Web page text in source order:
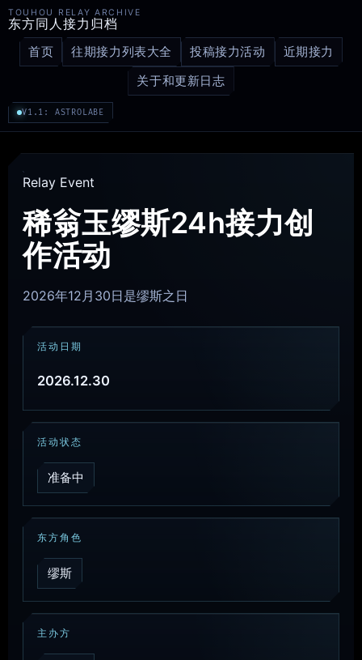
TOUHOU RELAY ARCHIVE
东方同人接力归档
首页 往期接力列表大全 投稿接力活动
近期接力
关于和更新日志
V1.1: ASTROLABE
Relay Event
稀翁玉缪斯24h接力创
作活动
2026年12月30日是缪斯之日
活动日期
2026.12.30
活动状态
准备中
东方角色
缪斯
主办方